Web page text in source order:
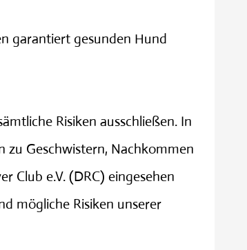
garantiert gesunden Hund
Risiken ausschließen. In
Geschwistern, Nachkommen
Club e.V. (DRC) eingesehen
mögliche Risiken unserer